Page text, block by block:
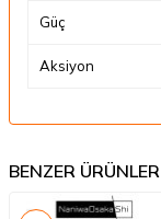
Güç
Aksiyon
BENZER ÜRÜNLER